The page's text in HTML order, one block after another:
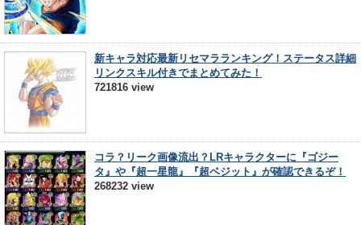
新キャラ対応最新リセマラランキング！ステータス詳細
リンクスキル付きでまとめてみた！
721816 view
コラ？リーク画像流出？LRキャラクターに『ゴジー
タ』や『超一星龍』『超ベジット』が確認できるぞ！
268232 view